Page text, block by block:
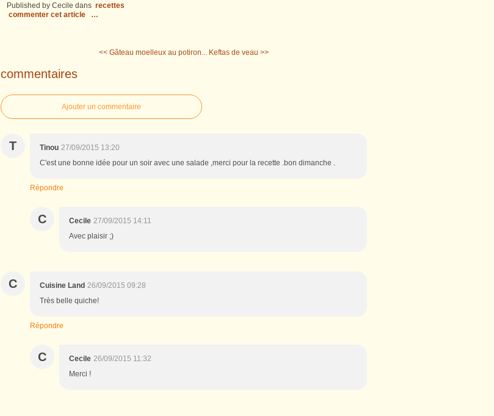
Published by Cecile dans recettes
commenter cet article
…
<< Gâteau moelleux au potiron... Keftas de veau >>
commentaires
Ajouter un commentaire
T Tinou 27/09/2015 13:20
C'est une bonne idée pour un soir avec une salade ,merci pour la recette .bon dimanche .
Répondre
C Cecile 27/09/2015 14:11
Avec plaisir ;)
C Cuisine Land 26/09/2015 09:28
Très belle quiche!
Répondre
C Cecile 26/09/2015 11:32
Merci !